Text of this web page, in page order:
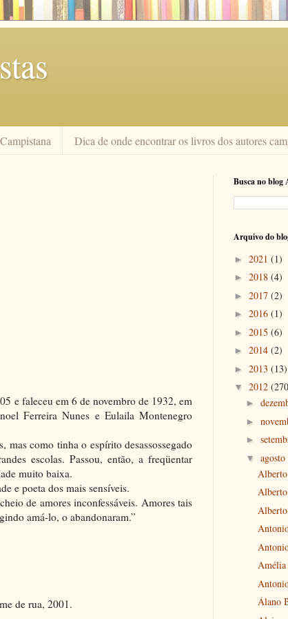
Dica de onde encontrar os livros dos autores
e faleceu em 6 de novembro de 1932, em
Ferreira Nunes e Eulaila Montenegro
mas como tinha o espírito desassossegado
escolas. Passou, então, a freqüentar
muito baixa.
e poeta dos mais sensíveis.
de amores inconfessáveis. Amores tais
amá-lo, o abandonaram.”
de rua, 2001.
Busca no blog
Arquivo do
► 2021 (1)
► 2018 (4)
► 2017 (2)
► 2016 (1)
► 2015 (6)
► 2014 (2)
► 2013 (13)
▼ 2012
►
►
►
▼ agosto
Álano